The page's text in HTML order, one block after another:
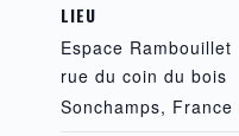
LIEU
Espace Rambouillet
rue du coin du bois
Sonchamps, France